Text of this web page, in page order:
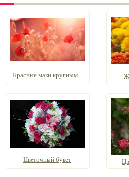
Красные маки крупным...
Цветочный букет